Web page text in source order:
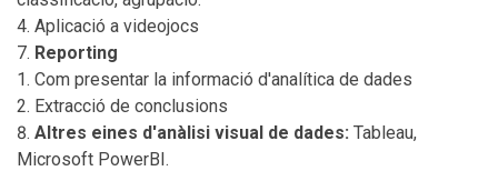
Aplicació a videojocs
Reporting
Com presentar la informació d'analítica de dades
Extracció de conclusions
Altres eines d'anàlisi visual de dades: Tableau,
Microsoft PowerBI.